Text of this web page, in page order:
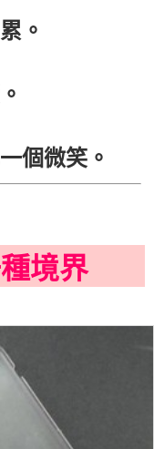
。
個微笑。
境界